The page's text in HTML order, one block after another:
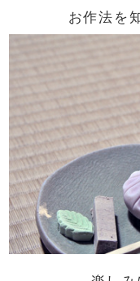
お作法を